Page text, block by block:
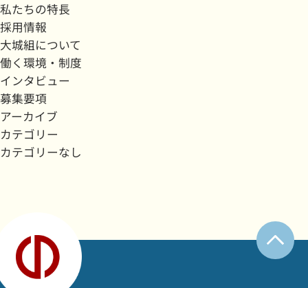
私たちの特長
採用情報
大城組について
働く環境・制度
インタビュー
募集要項
アーカイブ
カテゴリー
カテゴリーなし